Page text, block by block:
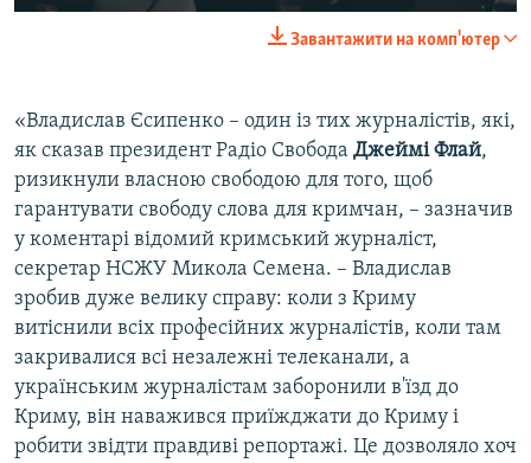
720p 1080p
720p
1080p
Завантажити на комп'ютер
«Владислав Єсипенко – один із тих журналістів, які,
як сказав президент Радіо Свобода Джеймі Флай,
ризикнули власною свободою для того, щоб
гарантувати свободу слова для кримчан, – зазначив
у коментарі відомий кримський журналіст,
секретар НСЖУ Микола Семена. – Владислав
зробив дуже велику справу: коли з Криму
витіснили всіх професійних журналістів, коли там
закривалися всі незалежні телеканали, а
українським журналістам заборонили в'їзд до
Криму, він наважився приїжджати до Криму і
робити звідти правдиві репортажі. Це дозволяло хоч